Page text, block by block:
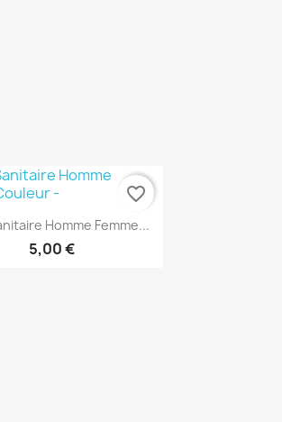
Aperçu rapide
Homme Femme...
5,00 €
favorite_border